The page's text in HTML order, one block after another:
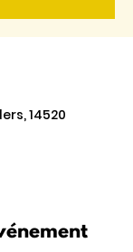
14520